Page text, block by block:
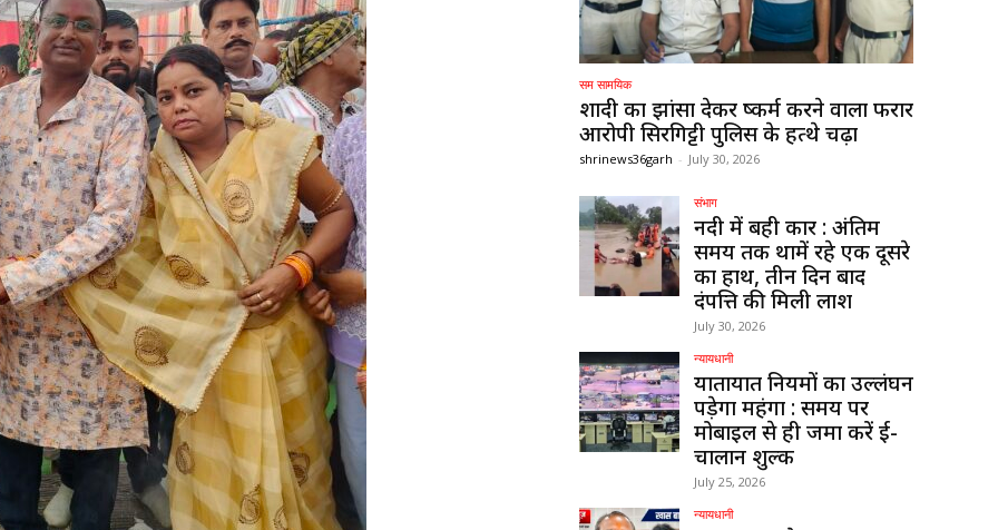
सम सामयिक
शादी का झांसा देकर दुष्कर्म करने वाला फरार
आरोपी सिरगिट्टी पुलिस के हत्थे चढ़ा
shrinews36garh - July 30, 2026
संभाग
नदी में बही कार : अंतिम
समय तक थामें रहे एक दूसरे
का हाथ, तीन दिन बाद
दंपत्ति की मिली लाश
July 30, 2026
न्यायधानी
यातायात नियमों का उल्लंघन
पड़ेगा महंगा : समय पर
मोबाइल से ही जमा करें ई-
चालान शुल्क
July 25, 2026
न्यायधानी